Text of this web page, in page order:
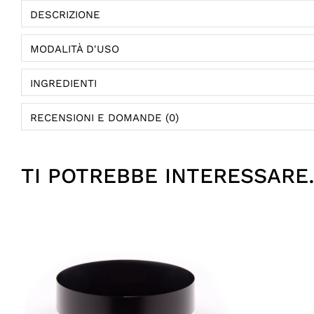
DESCRIZIONE
MODALITÀ D'USO
INGREDIENTI
RECENSIONI E DOMANDE (0)
TI POTREBBE